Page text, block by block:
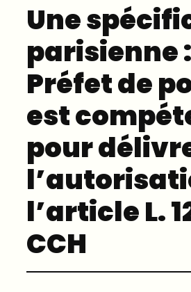
Une
parisienne
Préfet de
est
pour
l’article L.
CCH